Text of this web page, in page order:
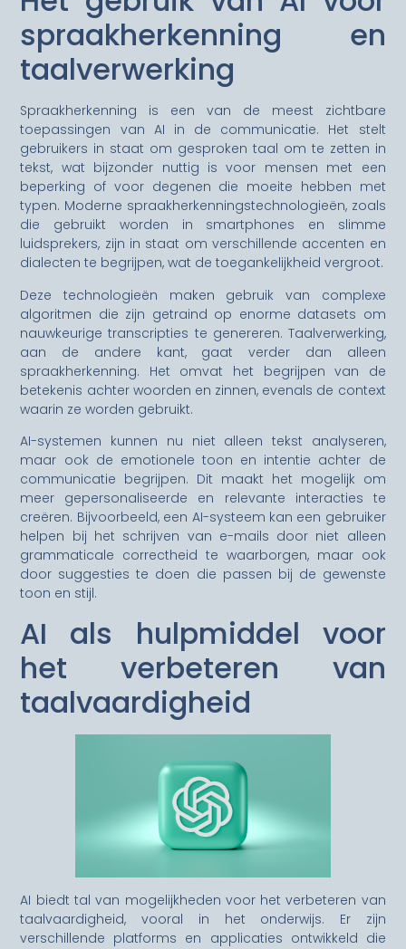
spraakherkenning en
taalverwerking
Spraakherkenning is een van de meest zichtbare
toepassingen van AI in de communicatie. Het stelt
gebruikers in staat om gesproken taal om te zetten in
tekst, wat bijzonder nuttig is voor mensen met een
beperking of voor degenen die moeite hebben met
typen. Moderne spraakherkenningstechnologieën, zoals
die gebruikt worden in smartphones en slimme
luidsprekers, zijn in staat om verschillende accenten en
dialecten te begrijpen, wat de toegankelijkheid vergroot.
Deze technologieën maken gebruik van complexe
algoritmen die zijn getraind op enorme datasets om
nauwkeurige transcripties te genereren. Taalverwerking,
aan de andere kant, gaat verder dan alleen
spraakherkenning. Het omvat het begrijpen van de
betekenis achter woorden en zinnen, evenals de context
waarin ze worden gebruikt.
AI-systemen kunnen nu niet alleen tekst analyseren,
maar ook de emotionele toon en intentie achter de
communicatie begrijpen. Dit maakt het mogelijk om
meer gepersonaliseerde en relevante interacties te
creëren. Bijvoorbeeld, een AI-systeem kan een gebruiker
helpen bij het schrijven van e-mails door niet alleen
grammaticale correctheid te waarborgen, maar ook
door suggesties te doen die passen bij de gewenste
toon en stijl.
AI als hulpmiddel voor
het verbeteren van
taalvaardigheid
AI biedt tal van mogelijkheden voor het verbeteren van
taalvaardigheid, vooral in het onderwijs. Er zijn
verschillende platforms en applicaties ontwikkeld die